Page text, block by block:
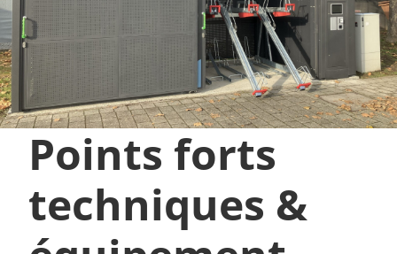
Points forts
techniques &